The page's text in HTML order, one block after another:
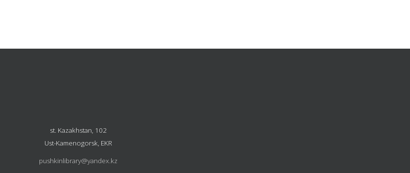
st. Kazakhstan, 102
Ust-Kamenogorsk, EKR
pushkinlibrary@yandex.kz